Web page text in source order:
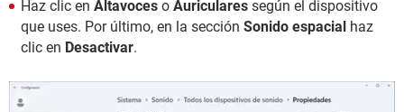
Haz clic en Altavoces o Auriculares según el dispositivo
que uses. Por último, en la sección Sonido espacial haz
clic en Desactivar.